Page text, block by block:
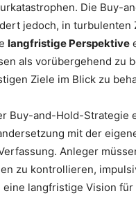
Die Buy-
jedoch, in turbulenten
langfristige Perspektive
als vorübergehend zu
Ziele im Blick zu
Buy-and-Hold-Strategie
mit der
Anleger
zu kontrollieren,
eine langfristige Vision für